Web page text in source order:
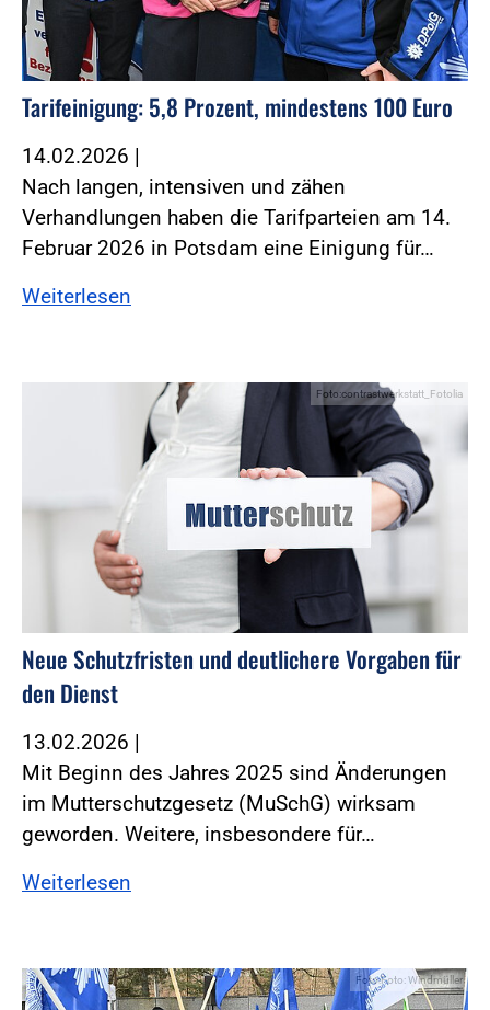
Tarifeinigung: 5,8 Prozent, mindestens 100 Euro
14.02.2026 |
Nach langen, intensiven und zähen
Verhandlungen haben die Tarifparteien am 14.
Februar 2026 in Potsdam eine Einigung für…
Weiterlesen
Foto:contrastwerkstatt_Fotolia
Neue Schutzfristen und deutlichere Vorgaben für
den Dienst
13.02.2026 |
Mit Beginn des Jahres 2025 sind Änderungen
im Mutterschutzgesetz (MuSchG) wirksam
geworden. ­Weitere, insbesondere für…
Weiterlesen
Foto:Foto: Windmüller